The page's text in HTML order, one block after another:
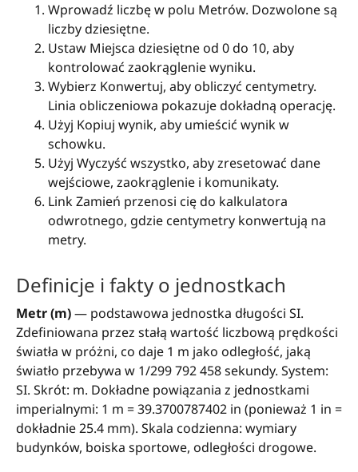
Wprowadź liczbę w polu Metrów. Dozwolone są
liczby dziesiętne.
Ustaw Miejsca dziesiętne od 0 do 10, aby
kontrolować zaokrąglenie wyniku.
Wybierz Konwertuj, aby obliczyć centymetry.
Linia obliczeniowa pokazuje dokładną operację.
Użyj Kopiuj wynik, aby umieścić wynik w
schowku.
Użyj Wyczyść wszystko, aby zresetować dane
wejściowe, zaokrąglenie i komunikaty.
Link Zamień przenosi cię do kalkulatora
odwrotnego, gdzie centymetry konwertują na
metry.
Definicje i fakty o jednostkach
Metr (m)— podstawowa jednostka długości SI.
Zdefiniowana przez stałą wartość liczbową prędkości
światła w próżni, co daje 1 m jako odległość, jaką
światło przebywa w 1/299 792 458 sekundy. System:
SI. Skrót: m. Dokładne powiązania z jednostkami
imperialnymi: 1 m = 39.3700787402 in (ponieważ 1 in =
dokładnie 25.4 mm). Skala codzienna: wymiary
budynków, boiska sportowe, odległości drogowe.